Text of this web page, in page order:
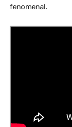
fenomenal.